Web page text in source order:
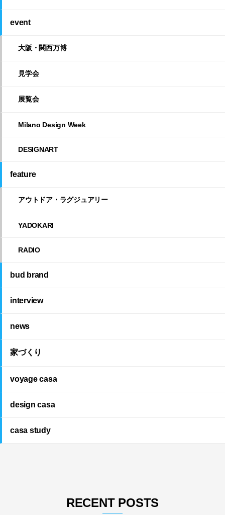
event
大阪・関西万博
見学会
展覧会
Milano Design Week
DESIGNART
feature
アウトドア・ラグジュアリー
YADOKARI
RADIO
bud brand
interview
news
家づくり
voyage casa
design casa
casa study
RECENT POSTS